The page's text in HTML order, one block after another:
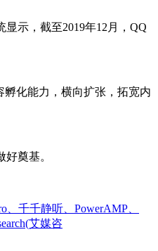
示，截至2019年12月，QQ
化能力，横向扩张，拓宽内
奠基。
千千静听、PowerAMP、
艾媒咨